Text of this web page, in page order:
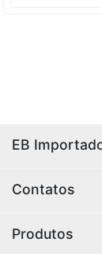
EB
importados,
tecnologia,
Contatos
Produtos